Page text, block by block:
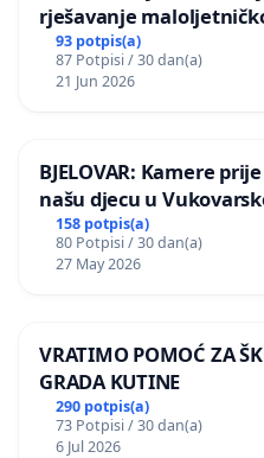
rješavanje
93 potpis(a)
87 Potpisi / 30 dan(a)
21 Jun 2026
BJELOVAR: Kamere
našu djecu u
158 potpis(a)
80 Potpisi / 30 dan(a)
27 May 2026
VRATIMO POMOĆ ZA
GRADA KUTINE
290 potpis(a)
73 Potpisi / 30 dan(a)
6 Jul 2026